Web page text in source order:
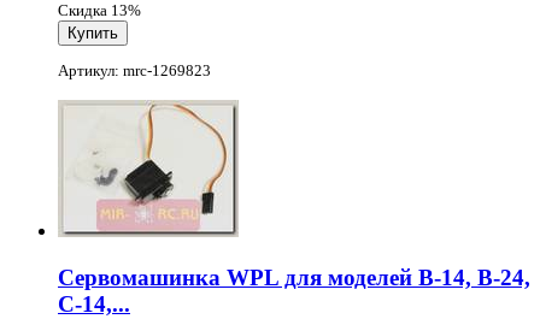
Скидка 13%
Артикул: mrc-1269823
Сервомашинка WPL для моделей B-14, B-24,
C-14,...